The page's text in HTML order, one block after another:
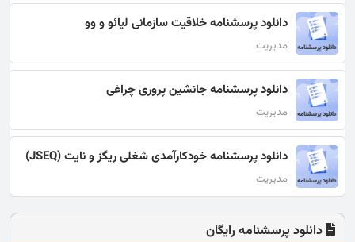
دانلود پرسشنامه خلاقیت سازمانی لیائو و وو
مدیریت
دانلود پرسشنامه جانشین پروری چراغی
مدیریت
دانلود پرسشنامه خودکارآمدی شغلی ریگز و نایت (JSEQ)
مدیریت
دانلود پرسشنامه رایگان